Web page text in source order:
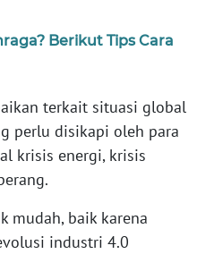
Berikut Tips Cara
terkait situasi global
perlu disikapi oleh para
krisis energi, krisis
mudah, baik karena
industri 4.0